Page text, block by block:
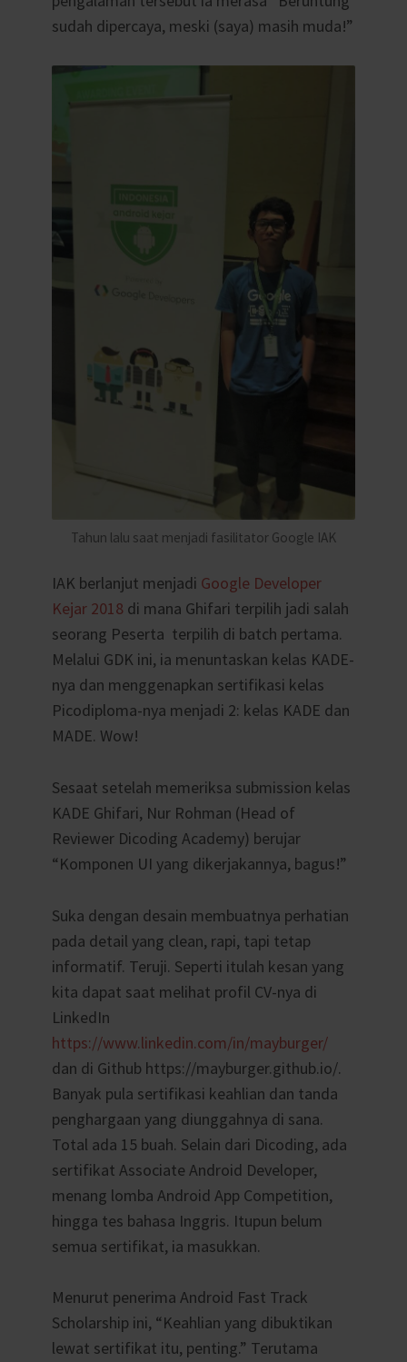
sudah dipercaya, meski (saya) masih muda!”
Tahun lalu saat menjadi fasilitator Google IAK
IAK berlanjut menjadi Google Developer
Kejar 2018 di mana Ghifari terpilih jadi salah
seorang Peserta terpilih di batch pertama.
Melalui GDK ini, ia menuntaskan kelas KADE-
nya dan menggenapkan sertifikasi kelas
Picodiploma-nya menjadi 2: kelas KADE dan
MADE. Wow!
Sesaat setelah memeriksa submission kelas
KADE Ghifari, Nur Rohman (Head of
Reviewer Dicoding Academy) berujar
“Komponen UI yang dikerjakannya, bagus!”
Suka dengan desain membuatnya perhatian
pada detail yang clean, rapi, tapi tetap
informatif. Teruji. Seperti itulah kesan yang
kita dapat saat melihat profil CV-nya di
LinkedIn
https://www.linkedin.com/in/mayburger/
dan di Github https://mayburger.github.io/.
Banyak pula sertifikasi keahlian dan tanda
penghargaan yang diunggahnya di sana.
Total ada 15 buah. Selain dari Dicoding, ada
sertifikat Associate Android Developer,
menang lomba Android App Competition,
hingga tes bahasa Inggris. Itupun belum
semua sertifikat, ia masukkan.
Menurut penerima Android Fast Track
Scholarship ini, “Keahlian yang dibuktikan
lewat sertifikat itu, penting.” Terutama